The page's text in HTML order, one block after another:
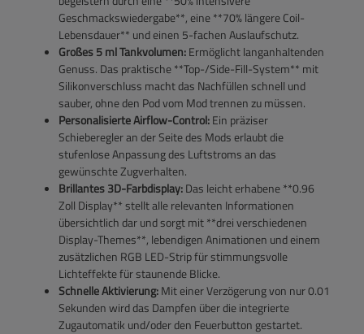
Geschmackswiedergabe**, eine **70% längere Coil-
Lebensdauer** und einen 5-fachen Auslaufschutz.
Großes 5 ml Tankvolumen:Ermöglicht langanhaltenden
Genuss. Das praktische **Top-/Side-Fill-System** mit
Silikonverschluss macht das Nachfüllen schnell und
sauber, ohne den Pod vom Mod trennen zu müssen.
Personalisierte Airflow-Control:Ein präziser
Schieberegler an der Seite des Mods erlaubt die
stufenlose Anpassung des Luftstroms an das
gewünschte Zugverhalten.
Brillantes 3D-Farbdisplay:Das leicht erhabene **0.96
Zoll Display** stellt alle relevanten Informationen
übersichtlich dar und sorgt mit **drei verschiedenen
Display-Themes**, lebendigen Animationen und einem
zusätzlichen RGB LED-Strip für stimmungsvolle
Lichteffekte für staunende Blicke.
Schnelle Aktivierung:Mit einer Verzögerung von nur 0.01
Sekunden wird das Dampfen über die integrierte
Zugautomatik und/oder den Feuerbutton gestartet.